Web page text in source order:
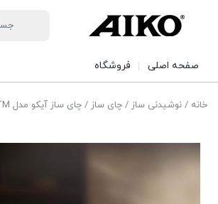
صفحه اصلی فروشگاه
خانه / نوشیدنی ساز / چای ساز / چای ساز آیکو مدل AK681TM